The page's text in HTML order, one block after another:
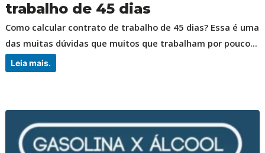
trabalho de 45 dias
Como calcular contrato de trabalho de 45 dias? Essa é uma
das muitas dúvidas que muitos que trabalham por pouco...
Leia mais.